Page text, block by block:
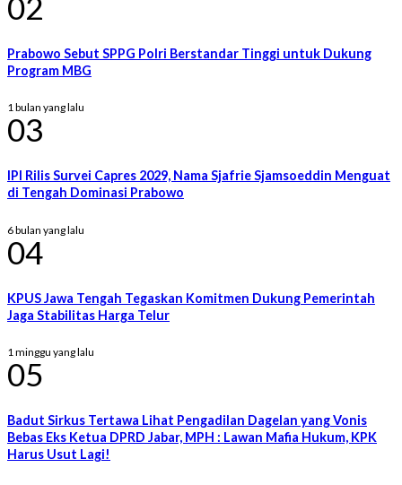
Prabowo Sebut SPPG Polri Berstandar Tinggi untuk Dukung
Program MBG
1 bulan yang lalu
03
IPI Rilis Survei Capres 2029, Nama Sjafrie Sjamsoeddin Menguat
di Tengah Dominasi Prabowo
6 bulan yang lalu
04
KPUS Jawa Tengah Tegaskan Komitmen Dukung Pemerintah
Jaga Stabilitas Harga Telur
1 minggu yang lalu
05
Badut Sirkus Tertawa Lihat Pengadilan Dagelan yang Vonis
Bebas Eks Ketua DPRD Jabar, MPH : Lawan Mafia Hukum, KPK
Harus Usut Lagi!